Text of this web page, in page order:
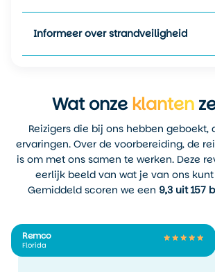
november t/m maart→
mild, iets meer regen,
23–27°C
surfers
minder drukte
buiten
schoolvakanties
Zo kun je zelf kiezen welke
sfeer je zoekt: volop zon en
strandleven, of juist een wat
spectaculaire golven.
Informeer over strandveiligheid
Wat onzeklanten
Reizigers die bij ons hebben geboekt,
ervaringen. Over de voorbereiding, de
is om met ons samen te werken. Deze
eerlijk beeld van wat je van ons
Gemiddeld scoren we een 9,3 uit 157
Remco
Florida